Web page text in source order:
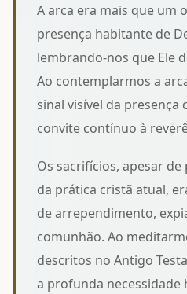
A arca era mais que um
presença habitante de
lembrando-nos que Ele
Ao contemplarmosa
sinal visível da presença
convite contínuo à
Os sacrifícios, apesar
da prática cristã atual,
de arrependimento,
comunhão. Ao
descritos no Antigo
a profunda necessidade